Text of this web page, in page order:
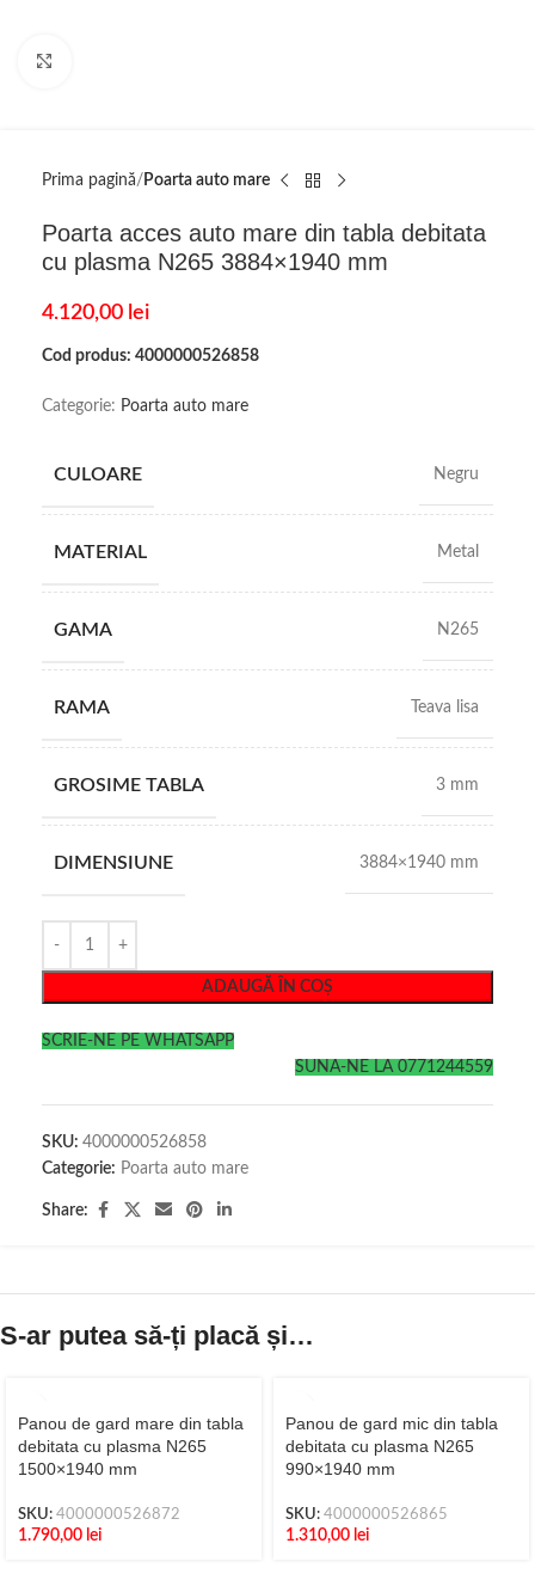
Prima pagină Poarta auto mare
Poarta acces auto mare din tabla debitata
cu plasma N265 3884×1940 mm
4.120,00 lei
Cod produs: 4000000526858
Categorie: Poarta auto mare
CULOARE Negru
MATERIAL Metal
GAMA N265
RAMA Teava lisa
GROSIME TABLA 3 mm
DIMENSIUNE 3884×1940 mm
ADAUGĂ ÎN COȘ
SCRIE-NE PE WHATSAPP
SUNA-NE LA 0771244559
SKU: 4000000526858
Categorie: Poarta auto mare
Share:
S-ar putea să-ți placă și…
Panou de gard mare din tabla
debitata cu plasma N265
1500×1940 mm
SKU: 4000000526872
1.790,00 lei
Panou de gard mic din tabla
debitata cu plasma N265
990×1940 mm
SKU: 4000000526865
1.310,00 lei